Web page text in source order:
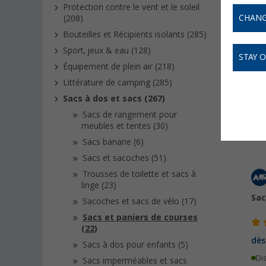
Protection contre le vent et le soleil
(208)
Bouteilles et Récipients isolants (285)
Sport, jeux & eau (128)
Équipement de plein air (218)
Littérature de camping (285)
Sacs à dos et sacs (267)
Sacs de rangement pour
meubles et tentes (30)
Sacs banane (6)
Sacs et sacoches (51)
Trousses de toilette et sacs à
linge (23)
Sacoches et sacs de vélo (17)
Sacs et paniers de courses
(22)
Sacs à dos pour enfants (5)
Sacs imperméables et sacs
van
dès
STAY